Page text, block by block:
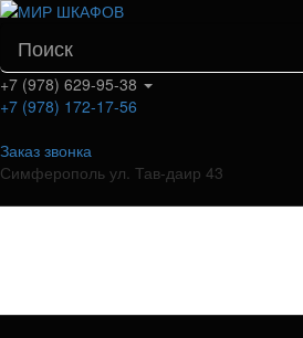
+7 (978) 629-95-38
+7 (978) 172-17-56
Заказ звонка
Симферополь ул. Тав-даир 43